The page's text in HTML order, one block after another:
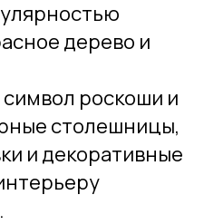
дерево и
роскоши и
столешницы,
и декоративные